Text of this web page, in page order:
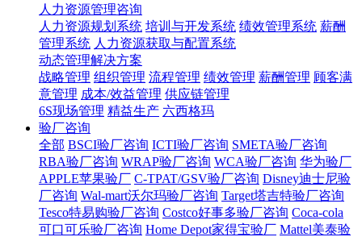
人力资源管理咨询
人力资源规划系统 培训与开发系统 绩效管理系统 薪酬
管理系统 人力资源获取与配置系统
动态管理解决方案
战略管理 组织管理 流程管理 绩效管理 薪酬管理 顾客满
意管理 成本/效益管理 供应链管理
6S现场管理 精益生产 六西格玛
验厂咨询
全部 BSCI验厂咨询 ICTI验厂咨询 SMETA验厂咨询
RBA验厂咨询 WRAP验厂咨询 WCA验厂咨询 华为验厂
APPLE苹果验厂 C-TPAT/GSV验厂咨询 Disney迪士尼验
厂咨询 Wal-mart沃尔玛验厂咨询 Target塔吉特验厂咨询
Tesco特易购验厂咨询 Costco好事多验厂咨询 Coca-cola
可口可乐验厂咨询 Home Depot家得宝验厂 Mattel美泰验